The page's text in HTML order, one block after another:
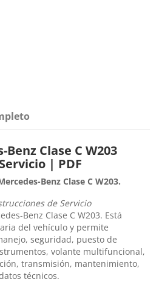
Clase C W203
| PDF
Benz Clase C W203.
de Servicio
Benz Clase C W203. Está
del vehículo y permite
seguridad, puesto de
volante multifuncional,
transmisión, mantenimiento,
técnicos.